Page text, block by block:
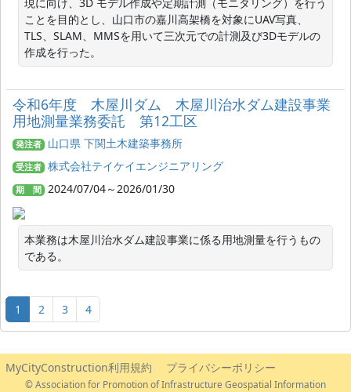
ことを目的とし、山口市の嘉川高架橋を対象にUAV写真、
TLS、SLAM、MMSを用いて三次元での計測及び3Dモデルの
作成を行った。
令和6年度 木屋川ダム 木屋川治水ダム建設事業
用地測量業務委託 第12工区
発注者 山口県 下関土木建築事務所
受注者 株式会社テイケイエンジニアリング
期 間 2024/07/04～2026/01/30
本業務は木屋川治水ダム建設事業に係る用地測量を行うもの
である。
1 2 3 4
MyCityConstruction利用規約 プライバシーポリシー
© Association for Promotion of Infrastructure Geospatial Information